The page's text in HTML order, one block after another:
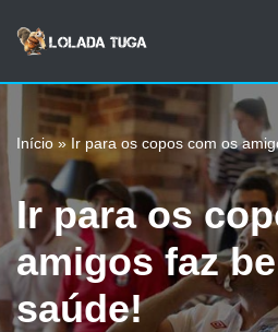
Avançar
para
conteúdo
Início»Ir para os copos com os
Ir para os
amigos faz
saúde!